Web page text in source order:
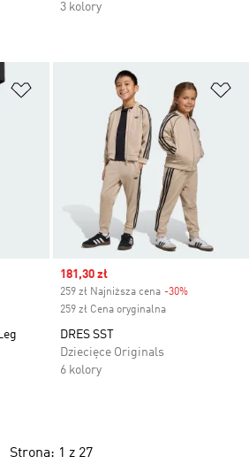
3 kolory
Dodaj do listy życzeń
Sale price
181,30 zł
259 zł Najniższa cena -30%
259 zł Cena oryginalna
DRES SST
Dziecięce Originals
6 kolory
Strona: 1 z 27